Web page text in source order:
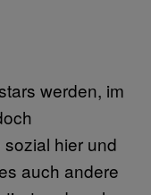
werden, im
hier und
auch andere